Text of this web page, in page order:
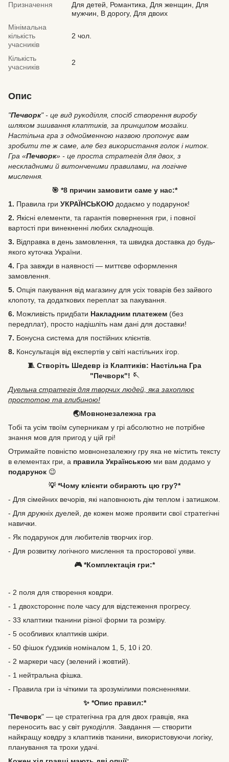
Призначення
Для детей, Романтика, Для женщин, Для
мужчин, В дорогу, Для двоих
Мінімальна
кількість
учасників
2 чол.
Кількість
учасників
2
Опис
"Печворк" - це вид рукоділля, спосіб створення виробу
шляхом зшивання клаптиків, за принципом мозаїки.
Настільна гра з однойменною назвою пропонує вам
зробити те ж саме, але без використання голок і ниток.
Гра «Печворк» - це проста стратегія для двох, з
нескладними й витонченими правилами, на логічне
мислення.
🎯 *8 причин замовити саме у нас:*
1. Правила гри УКРАЇНСЬКОЮ додаємо у подарунок!
2. Якісні елементи, та гарантія повернення гри, і повної
вартості при винекненні любих складнощів.
3. Відправка в день замовлення, та швидка доставка до будь-
якого куточка України.
4. Гра завжди в наявності — миттєве оформлення
замовлення.
5. Опція пакування від магазину для усіх товарів без зайвого
клопоту, та додаткових переплат за пакування.
6. Можливість придбати Накладним платежем (без
передплат), просто надішліть нам дані для доставки!
7. Бонусна система для постійних клієнтів.
8. Консультація від експертів у світі настільних ігор.
🧵 Створіть Шедевр із Клаптиків: Настільна Гра
"Печворк"! 🪡
Дуельна стратегія для творчих людей, яка захоплює
простотою та глибиною!
🌏Мовнонезалежна гра
Тобі та усім твоїм суперникам у грі абсолютно не потрібне
знання мов для пригод у цій грі!
Отримайте повністю мовнонезалежну гру яка не містить тексту
в елементах гри, а правила Українською ми вам додамо у
подарунок 😉
💡 *Чому клієнти обирають цю гру?*
- Для сімейних вечорів, які наповнюють дім теплом і затишком.
- Для дружніх дуелей, де кожен може проявити свої стратегічні
навички.
- Як подарунок для любителів творчих ігор.
- Для розвитку логічного мислення та просторової уяви.
🎮 *Комплектація гри:*
- 2 поля для створення ковдри.
- 1 двохстороннє поле часу для відстеження прогресу.
- 33 клаптики тканини різної форми та розміру.
- 5 особливих клаптиків шкіри.
- 50 фішок ґудзиків номіналом 1, 5, 10 і 20.
- 2 маркери часу (зелений і жовтий).
- 1 нейтральна фішка.
- Правила гри із чіткими та зрозумілими поясненнями.
✨ *Опис правил:*
"Печворк" — це стратегічна гра для двох гравців, яка
переносить вас у світ рукоділля. Завдання — створити
найкращу ковдру з клаптиків тканини, використовуючи логіку,
планування та трохи удачі.